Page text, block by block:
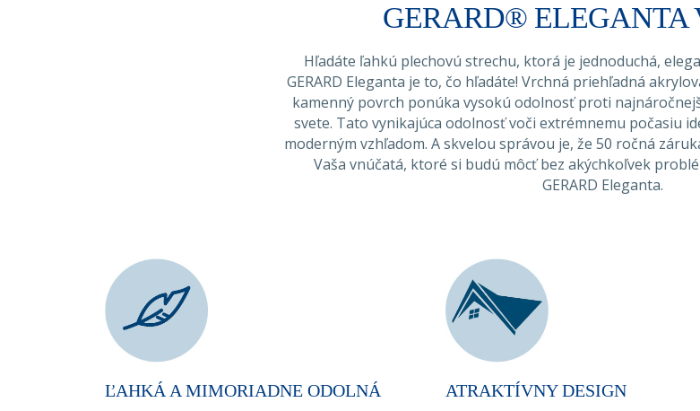
GERARD® ELEGANTA
Hľadáte ľahkú plechovú strechu, ktorá je jednoduchá,
GERARD Eleganta je to, čo hľadáte! Vrchná priehľadná
kamenný povrch ponúka vysokú odolnosť proti
svete. Tato vynikajúca odolnosť voči extrémnemu počasiu
moderným vzhľadom. A skvelou správou je, že 50 ročná
Vaša vnúčatá, ktoré si budú môcť bez akýchkoľvek
GERARD Eleganta.
ĽAHKÁ A MIMORIADNE ODOLNÁ ATRAKTÍVNY DESIGN